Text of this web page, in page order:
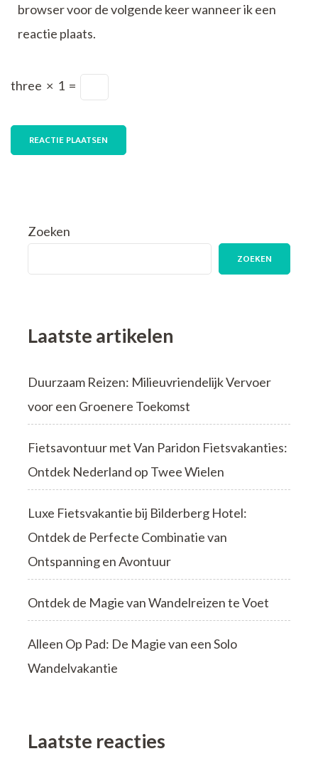
browser voor de volgende keer wanneer ik een
reactie plaats.
three × 1 =
Zoeken
ZOEKEN
Laatste artikelen
Duurzaam Reizen: Milieuvriendelijk Vervoer
voor een Groenere Toekomst
Fietsavontuur met Van Paridon Fietsvakanties:
Ontdek Nederland op Twee Wielen
Luxe Fietsvakantie bij Bilderberg Hotel:
Ontdek de Perfecte Combinatie van
Ontspanning en Avontuur
Ontdek de Magie van Wandelreizen te Voet
Alleen Op Pad: De Magie van een Solo
Wandelvakantie
Laatste reacties